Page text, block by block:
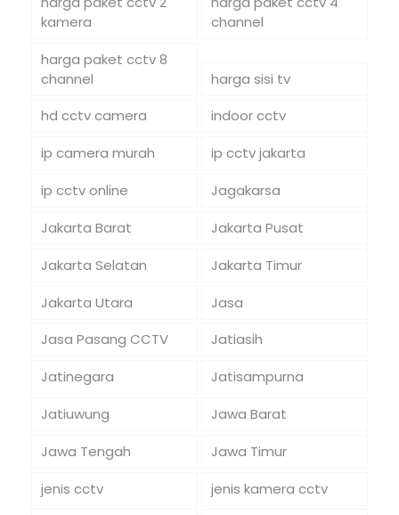
kamera
channel
harga paket cctv 8
channel
harga sisi tv
hd cctv camera
indoor cctv
ip camera murah
ip cctv jakarta
ip cctv online
Jagakarsa
Jakarta Barat
Jakarta Pusat
Jakarta Selatan
Jakarta Timur
Jakarta Utara
Jasa
Jasa Pasang CCTV
Jatiasih
Jatinegara
Jatisampurna
Jatiuwung
Jawa Barat
Jawa Tengah
Jawa Timur
jenis cctv
jenis kamera cctv